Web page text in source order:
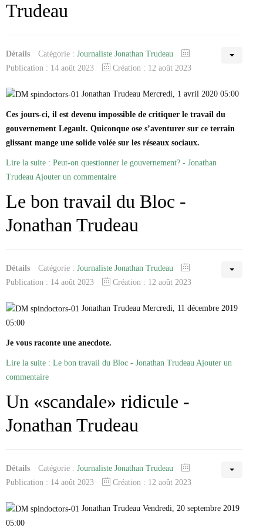
Avocat
Médias traditionnels
Geneviève Pettersen
Joseph Facal
Josée Legault
Loic Tassé
Maka Kotto
Marc-André Leclerc
Michel Girard
Marie-Eve Doyon
Mathieu Bock Côté
Normand Lester
Philippe Léger
Pierre Martin
Remi Nadeau
Réjean Parent
Steve E. Fortin
Thomas Mulcair
Trudeau
Détails Catégorie : Journaliste Jonathan Trudeau
Publication : 14 août 2023
Création : 12 août 2023
Jonathan Trudeau Mercredi, 1 avril 2020 05:00
Ces jours-ci, il est devenu impossible de critiquer le travail du
gouvernement Legault. Quiconque ose s’aventurer sur ce terrain
glissant mange une solide volée sur les réseaux sociaux.
Lire la suite : Peut-on questionner le gouvernement? - Jonathan
Trudeau Ajouter un commentaire
Le bon travail du Bloc -
Jonathan Trudeau
Détails Catégorie : Journaliste Jonathan Trudeau
Publication : 14 août 2023
Création : 12 août 2023
Jonathan Trudeau Mercredi, 11 décembre 2019
05:00
Je vous raconte une anecdote.
Lire la suite : Le bon travail du Bloc - Jonathan Trudeau Ajouter un
commentaire
Un «scandale» ridicule -
Jonathan Trudeau
Détails Catégorie : Journaliste Jonathan Trudeau
Publication : 14 août 2023
Création : 12 août 2023
Jonathan Trudeau Vendredi, 20 septembre 2019
05:00